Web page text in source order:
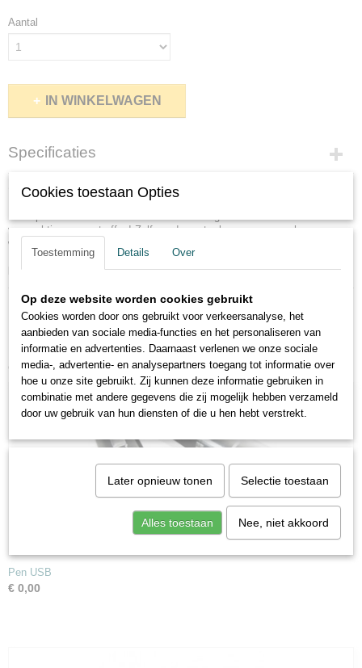
Aantal
IN WINKELWAGEN
Specificaties
65
Omschrijving
verwachtingen overtroffen! Zelfs onder water kan er nog geschreven
worden.
Demoproduct
Ook interessant
Pen USB
€ 0,00
Cookies toestaan Opties
Toestemming Details Over
Op deze website worden cookies gebruikt
Cookies worden door ons gebruikt voor verkeersanalyse, het
aanbieden van sociale media-functies en het personaliseren van
informatie en advertenties. Daarnaast verlenen we onze sociale
media-, advertentie- en analysepartners toegang tot informatie over
hoe u onze site gebruikt. Zij kunnen deze informatie gebruiken in
combinatie met andere gegevens die zij mogelijk hebben verzameld
door uw gebruik van hun diensten of die u hen hebt verstrekt.
Later opnieuw tonen Selectie toestaan
Alles toestaan Nee, niet akkoord